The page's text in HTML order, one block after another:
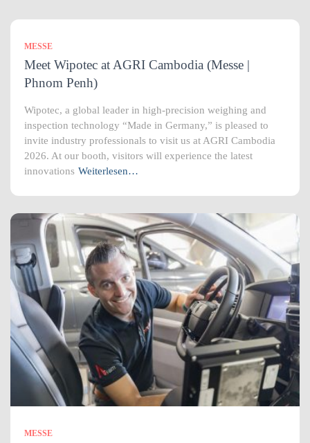
MESSE
Meet Wipotec at AGRI Cambodia (Messe |
Phnom Penh)
Wipotec, a global leader in high-precision weighing and
inspection technology “Made in Germany,” is pleased to
invite industry professionals to visit us at AGRI Cambodia
2026. At our booth, visitors will experience the latest
innovations Weiterlesen…
MESSE